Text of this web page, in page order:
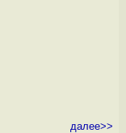
далее>>